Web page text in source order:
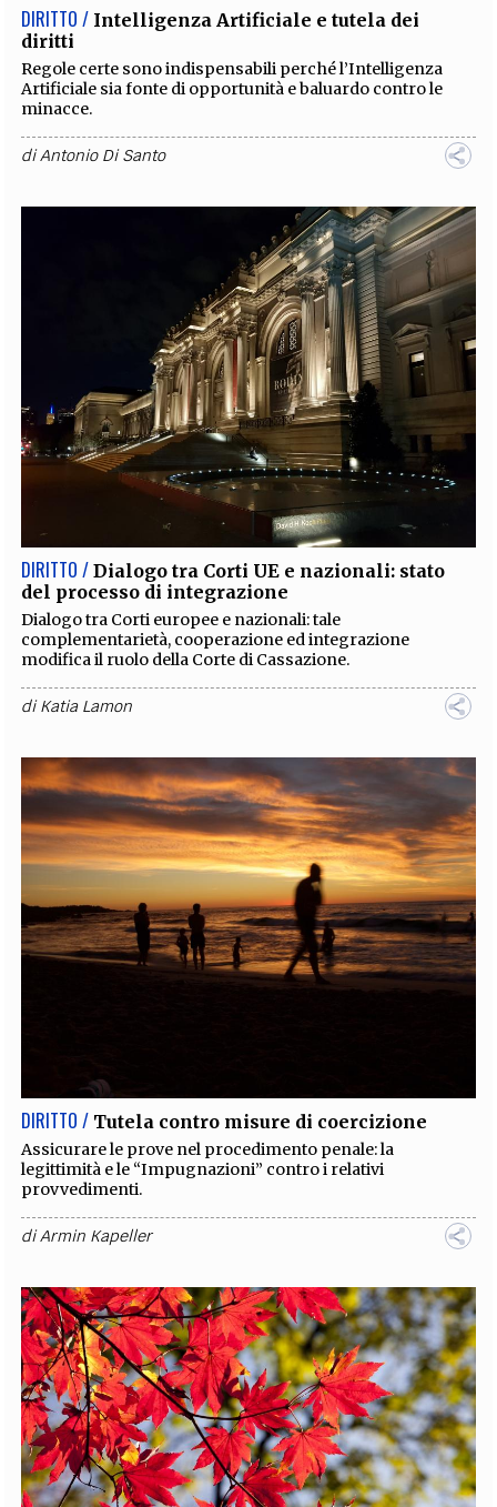
DIRITTO / Intelligenza Artificiale e tutela dei
diritti
Regole certe sono indispensabili perché l’Intelligenza
Artificiale sia fonte di opportunità e baluardo contro le
minacce.
diAntonio Di Santo
DIRITTO / Dialogo tra Corti UE e nazionali: stato
del processo di integrazione
Dialogo tra Corti europee e nazionali: tale
complementarietà, cooperazione ed integrazione
modifica il ruolo della Corte di Cassazione.
diKatia Lamon
DIRITTO / Tutela contro misure di coercizione
Assicurare le prove nel procedimento penale: la
legittimità e le “Impugnazioni” contro i relativi
provvedimenti.
diArmin Kapeller